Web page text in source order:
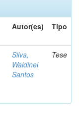
Autor(es) Tipo
Silva,
Waldinei
Santos
Tese